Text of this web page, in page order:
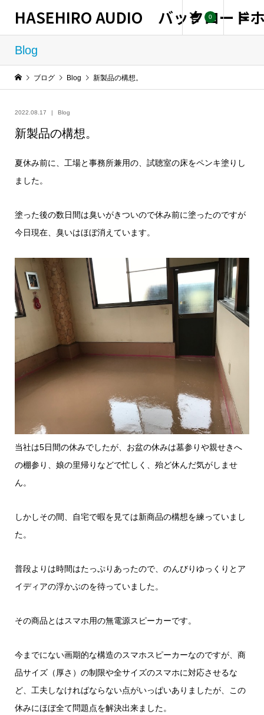
HASEHIRO AUDIO バックロード
0
Blog
ブログ Blog 新製品の構想。
2022.08.17 Blog
新製品の構想。
夏休み前に、工場と事務所兼用の、試聴室の床をペンキ塗りし
ました。
塗った後の数日間は臭いがきついので休み前に塗ったのですが
今日現在、臭いはほぼ消えています。
当社は5日間の休みでしたが、お盆の休みは墓参りや親せきへ
の棚参り、娘の里帰りなどで忙しく、殆ど休んだ気がしませ
ん。
しかしその間、自宅で暇を見ては新商品の構想を練っていまし
た。
普段よりは時間はたっぷりあったので、のんびりゆっくりとア
イディアの浮かぶのを待っていました。
その商品とはスマホ用の無電源スピーカーです。
今までにない画期的な構造のスマホスピーカーなのですが、商
品サイズ（厚さ）の制限や全サイズのスマホに対応させるな
ど、工夫しなければならない点がいっぱいありましたが、この
休みにほぼ全て問題点を解決出来ました。